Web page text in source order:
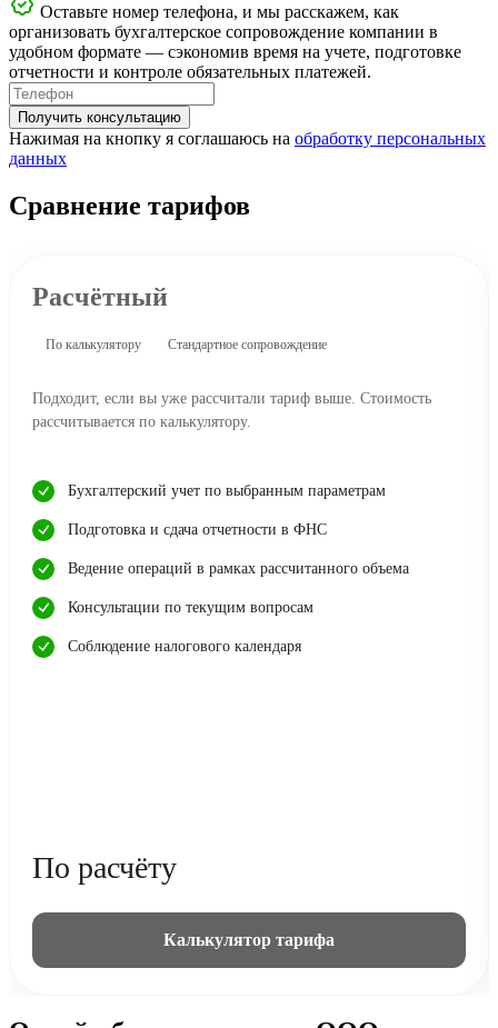
Оставьте номер телефона, и мы расскажем, как
организовать бухгалтерское сопровождение компании в
удобном формате — сэкономив время на учете, подготовке
отчетности и контроле обязательных платежей.
Получить консультацию
Нажимая на кнопку я соглашаюсь на обработку персональных
данных
Сравнение тарифов
Расчётный
По калькулятору Стандартное сопровождение
Подходит, если вы уже рассчитали тариф выше. Стоимость
рассчитывается по калькулятору.
Бухгалтерский учет по выбранным параметрам
Подготовка и сдача отчетности в ФНС
Ведение операций в рамках рассчитанного объема
Консультации по текущим вопросам
Соблюдение налогового календаря
По расчёту
Калькулятор тарифа